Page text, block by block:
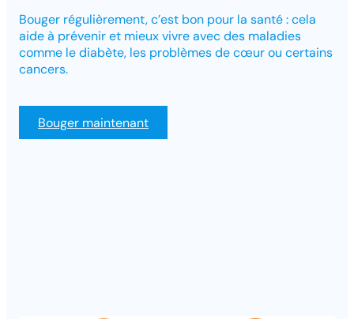
Bouger régulièrement, c’est bon pour la santé : cela
aide à prévenir et mieux vivre avec des maladies
comme le diabète, les problèmes de cœur ou certains
cancers.
Bouger maintenant